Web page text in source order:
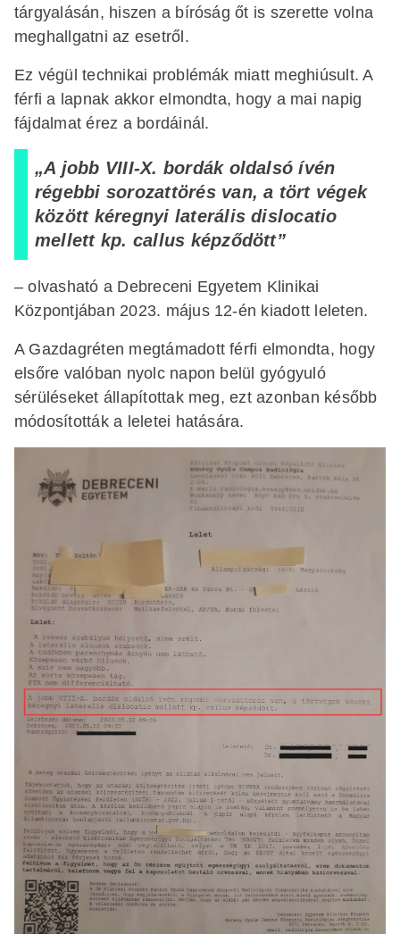
tárgyalásán, hiszen a bíróság őt is szerette volna
meghallgatni az esetről.
Ez végül technikai problémák miatt meghiúsult. A
férfi a lapnak akkor elmondta, hogy a mai napig
fájdalmat érez a bordáinál.
„A jobb VIII-X. bordák oldalsó ívén
régebbi sorozattörés van, a tört végek
között kéregnyi laterális dislocatio
mellett kp. callus képződött”
– olvasható a Debreceni Egyetem Klinikai
Központjában 2023. május 12-én kiadott leleten.
A Gazdagréten megtámadott férfi elmondta, hogy
elsőre valóban nyolc napon belül gyógyuló
sérüléseket állapítottak meg, ezt azonban később
módosították a leletei hatására.